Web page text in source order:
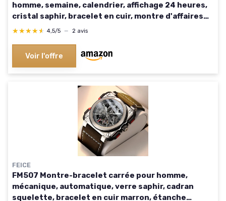
homme, semaine, calendrier, affichage 24 heures,
cristal saphir, bracelet en cuir, montre d'affaires
pour homme, cadeau de luxe pour homme 16003-
★★★★★
★★★★★ 4,5/5 — 2 avis
Voir l'offre
FEICE
FM507 Montre-bracelet carrée pour homme,
mécanique, automatique, verre saphir, cadran
squelette, bracelet en cuir marron, étanche